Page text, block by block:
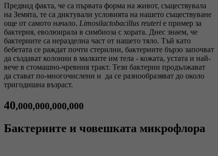
Предвид факта, че са първата форма на живот, съществувала
на Земята, те са диктували условията на нашето съществуване
още от самото начало. Limosilactobacillus reuteri е пример за
бактерия, еволюирала в симбиоза с хората. Днес знаем, че
бактериите са неразделна част от нашето тяло. Тъй като
бебетата се раждат почти стерилни, бактериите бързо започват
да създават колонии в малките им тела - кожата, устата и най-
вече в стомашно-чревния тракт. Тези бактерии продължават
да стават по-многочислени и да се разнообразяват до около
тригодишна възраст.
40,000,000,000,000
Бактериите и човешката микрофлора